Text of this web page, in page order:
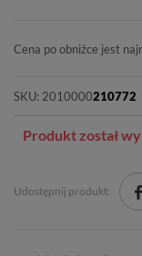
Cena po obniżce jest
SKU: 2010000210772
Produkt został
Udostępnij produkt: